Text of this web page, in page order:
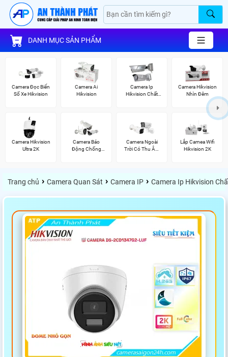
DANH MỤC SẢN PHẨM
Camera Đọc Biển
Số Xe Hikvision
Camera Ai
Hikvision
Camera Ip
Hikvision Chất
Camera Hikvision
Nhìn Đêm
Camera Hikvision
Ultra 2K
Camera Báo
Động Chống
Camera Ngoài
Trời Có Thu Âm
Lắp Camea Wifi
Hikvision 2K
Trang chủ › Camera Quan Sát › Camera IP › Camera Ip Hikvision